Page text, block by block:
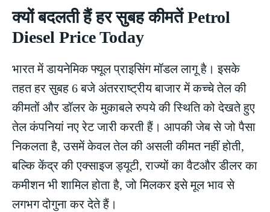
क्यों बदलती हैं हर सुबह कीमतें Petrol
Diesel Price Today
भारत में डायनेमिक फ्यूल प्राइसिंग मॉडल लागू है। इसके
तहत हर सुबह 6 बजे अंतरराष्ट्रीय बाजार में कच्चे तेल की
कीमतों और डॉलर के मुकाबले रुपये की स्थिति को देखते हुए
तेल कंपनियां नए रेट जारी करती हैं। आपकी जेब से जो पैसा
निकलता है, उसमें केवल तेल की असली कीमत नहीं होती,
बल्कि केंद्र की एक्साइज ड्यूटी, राज्यों का वैटऔर डीलर का
कमीशन भी शामिल होता है, जो मिलकर इसे मूल भाव से
लगभग दोगुना कर देते हैं।